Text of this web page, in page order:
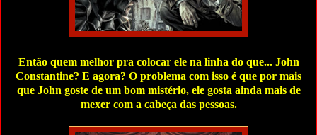
Então quem melhor pra colocar ele na linha do que... John
Constantine? E agora? O problema com isso é que por mais
que John goste de um bom mistério, ele gosta ainda mais de
mexer com a cabeça das pessoas.